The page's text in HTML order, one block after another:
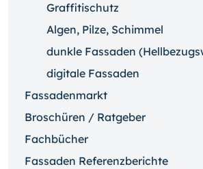
Graffitischutz
Algen, Pilze, Schimmel
dunkle Fassaden
digitale Fassaden
Fassadenmarkt
Broschüren / Ratgeber
Fachbücher
Fassaden Referenzberichte